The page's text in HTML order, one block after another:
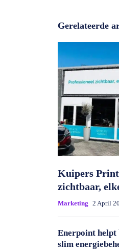
Gerelateerde
Kuipers
zichtbaar,
Marketing 2 April
Enerpoint helpt
slim